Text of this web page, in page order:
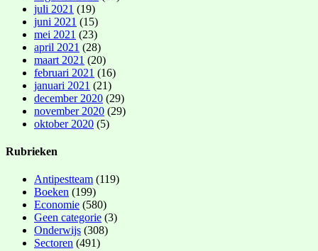
juli 2021 (19)
juni 2021 (15)
mei 2021 (23)
april 2021 (28)
maart 2021 (20)
februari 2021 (16)
januari 2021 (21)
december 2020 (29)
november 2020 (29)
oktober 2020 (5)
Rubrieken
Antipestteam (119)
Boeken (199)
Economie (580)
Geen categorie (3)
Onderwijs (308)
Sectoren (491)